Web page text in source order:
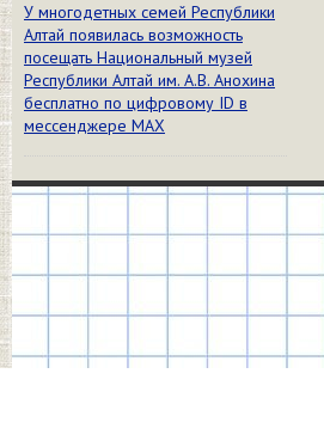
У многодетных семей Республики
Алтай появилась возможность
посещать Национальный музей
Республики Алтай им. А.В. Анохина
бесплатно по цифровому ID в
мессенджере МАХ